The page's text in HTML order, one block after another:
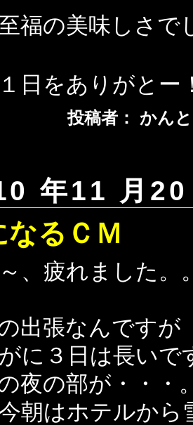
福の美味しさで
日をありがとー
投稿者： かん
年11 月
なるＣＭ
、疲れました。
出張なんですが
に３日は長いで
夜の部が・・・
朝はホテルから